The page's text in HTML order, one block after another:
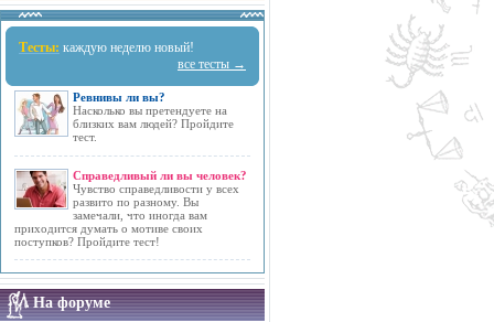
Тесты: каждую неделю новый!
все тесты →
Ревнивы ли вы?
Насколько вы претендуете на
близких вам людей? Пройдите
тест.
Справедливый ли вы человек?
Чувство справедливости у всех
развито по разному. Вы
замечали, что иногда вам
приходится думать о мотиве своих
поступков? Пройдите тест!
На форуме